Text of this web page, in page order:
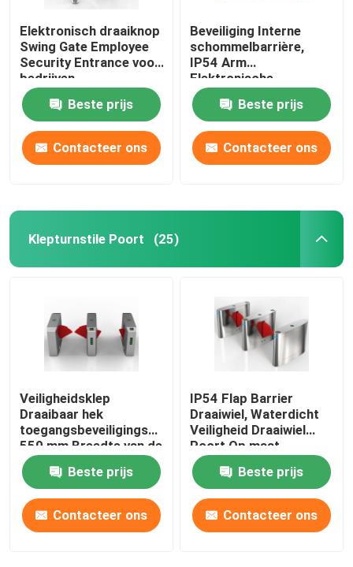
Thuis
Producten
Videos
Over ons
Fabrieksreis
Kwaliteitscontrole
Contacteer ons
nieuws
Elektronisch draaiknop
Swing Gate Employee
Security Entrance voor
bedrijven
Beste prijs
Contacteer ons
Beveiliging Interne
schommelbarrière,
IP54 Arm
Elektronische
draaistellen poorten
Beste prijs
Contacteer ons
Klepturnstile Poort (25)
Veiligheidsklep
Draaibaar hek
toegangsbeveiligingssysteem
550 mm Breedte van de
doorgang
Beste prijs
Contacteer ons
IP54 Flap Barrier
Draaiwiel, Waterdicht
Veiligheid Draaiwiel
Poort Op maat
Beste prijs
Contacteer ons